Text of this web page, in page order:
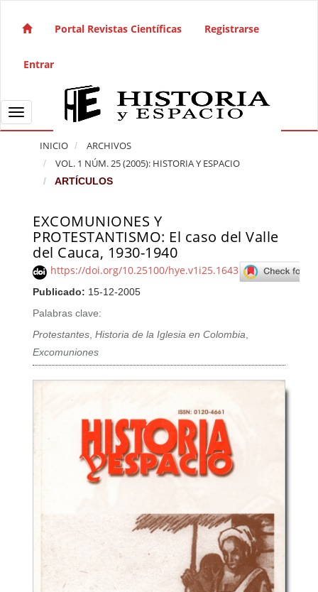
Navegación principal
Barra lateral
Portal Revistas Científicas Registrarse
Entrar
Toggle navigation
INICIO
ARCHIVOS
VOL. 1 NÚM. 25 (2005): HISTORIA Y ESPACIO
ARTÍCULOS
EXCOMUNIONES Y
PROTESTANTISMO: El caso del Valle
del Cauca, 1930-1940
https://doi.org/10.25100/hye.v1i25.1643
Publicado: 15-12-2005
Palabras clave:
Protestantes,Historia de la Iglesia en Colombia,
Excomuniones
Barra lateral del artículo